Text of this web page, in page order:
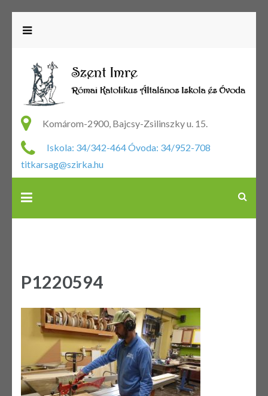
Komárom-2900, Bajcsy-Zsilinszky u. 15.
Iskola: 34/342-464 Óvoda: 34/952-708
titkarsag@szirka.hu
P1220594